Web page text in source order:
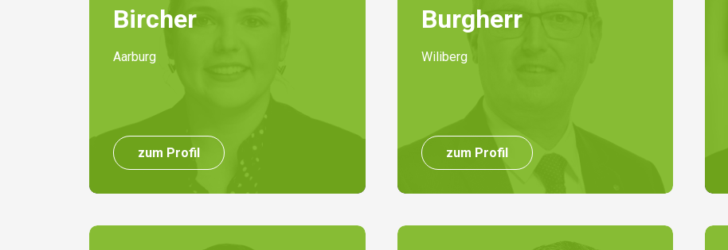
Bircher
Aarburg
zum Profil
Burgherr
Wiliberg
zum Profil